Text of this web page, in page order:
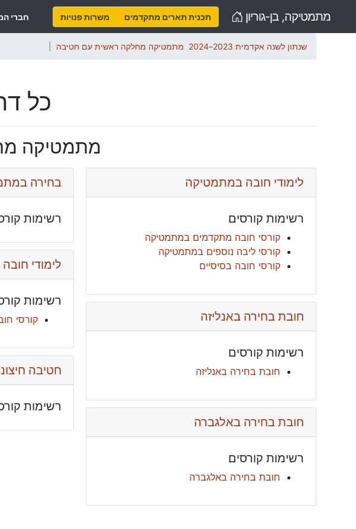
מתמטיקה, בן-גוריון Home משרות פנויות תכנית תארים מתקדמים חברי
שנתון לשנה אקדמית 2023–2024 מתמטיקה מחלקה ראשית עם חטיבה
כל
מתמטיקה
לימודי חובה במתמטיקה
רשימות קורסים
קורסי חובה מתקדמים במתמטיקה
קורסי ליבה נוספים במתמטיקה
קורסי חובה בסיסיים
חובת בחירה באנליזה
רשימות קורסים
חובת בחירה באנליזה
חובת בחירה באלגברה
רשימות קורסים
חובת בחירה באלגברה
בחירה
רשימות
לימודי
רשימות
קורסי
חטיבה
רשימות